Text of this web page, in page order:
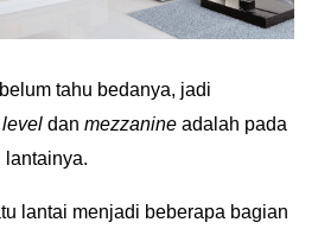
tahu bedanya, jadi
dan mezzanine adalah pada
lantainya.
lantai menjadi beberapa bagian